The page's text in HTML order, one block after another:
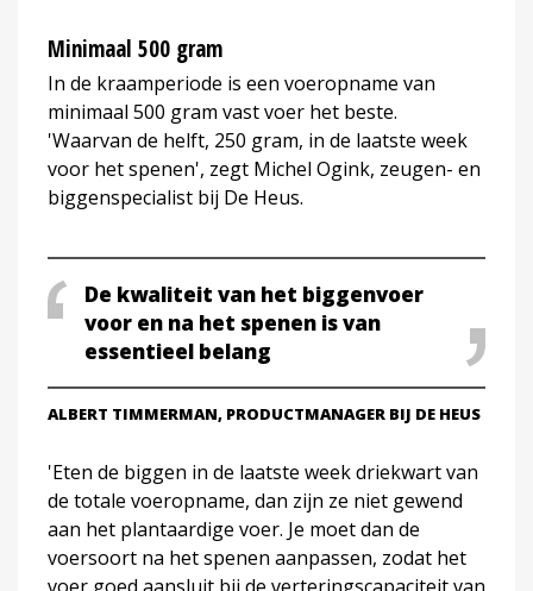
Minimaal 500 gram
In de kraamperiode is een voeropname van
minimaal 500 gram vast voer het beste.
'Waarvan de helft, 250 gram, in de laatste week
voor het spenen', zegt Michel Ogink, zeugen- en
biggenspecialist bij De Heus.
De kwaliteit van het biggenvoer
voor en na het spenen is van
essentieel belang
ALBERT TIMMERMAN, PRODUCTMANAGER BIJ DE HEUS
'Eten de biggen in de laatste week driekwart van
de totale voeropname, dan zijn ze niet gewend
aan het plantaardige voer. Je moet dan de
voersoort na het spenen aanpassen, zodat het